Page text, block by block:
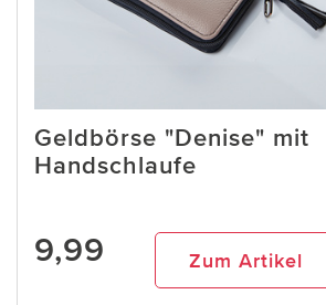
Geldbörse "Denise" mit
Handschlaufe
9,99 Zum Artikel